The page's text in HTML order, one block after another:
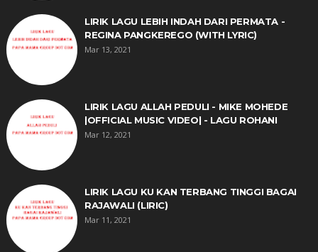
LIRIK LAGU LEBIH INDAH DARI PERMATA -
REGINA PANGKEREGO (WITH LYRIC)
Mar 13, 2021
LIRIK LAGU ALLAH PEDULI - MIKE MOHEDE
|OFFICIAL MUSIC VIDEO| - LAGU ROHANI
Mar 12, 2021
LIRIK LAGU KU KAN TERBANG TINGGI BAGAI
RAJAWALI (LIRIC)
Mar 11, 2021